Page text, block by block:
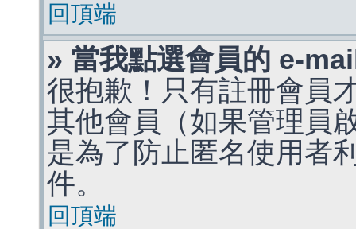
回頂端
» 當我點選會員的 e-
很抱歉！只有註冊會員
其他會員（如果管理員
是為了防止匿名使用者
件。
回頂端